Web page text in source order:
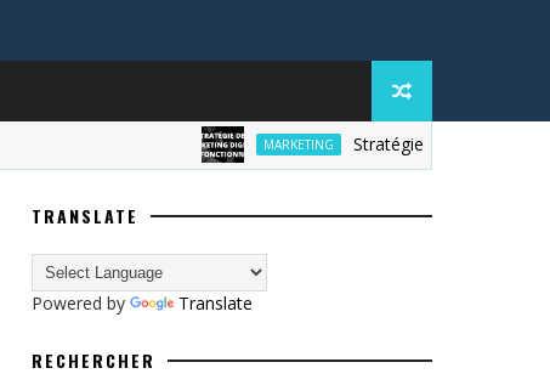
MARKETING Stratégie de marketing digital
TRANSLATE
Powered by Translate
RECHERCHER